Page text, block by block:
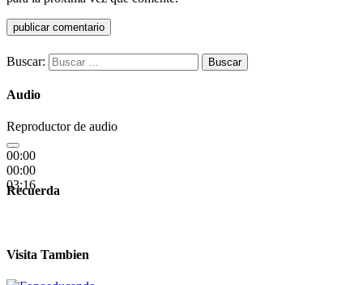
Buscar:
Audio
Reproductor de audio
00:00
00:00
03:16
Recuerda
Visita Tambien